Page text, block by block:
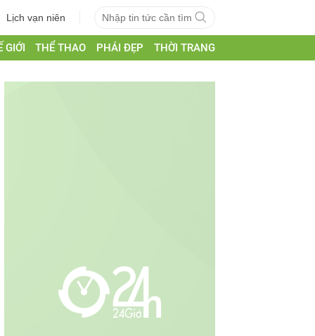
Lịch vạn niên
GIỚI THỂ THAO PHÁI ĐẸP THỜI TRANG